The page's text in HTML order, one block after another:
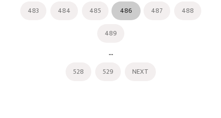
483 484 485 486 487
488
489
...
528 529 NEXT